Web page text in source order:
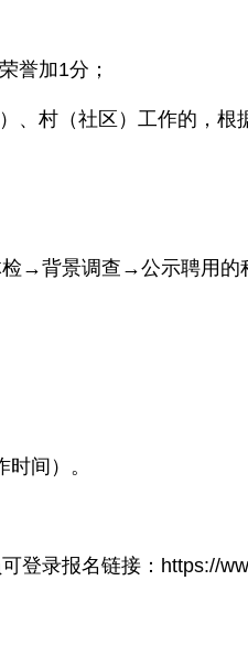
誉加1分；
、村（社区）工作的，
背景调查→公示聘用的
间）。
登录报名链接：https://